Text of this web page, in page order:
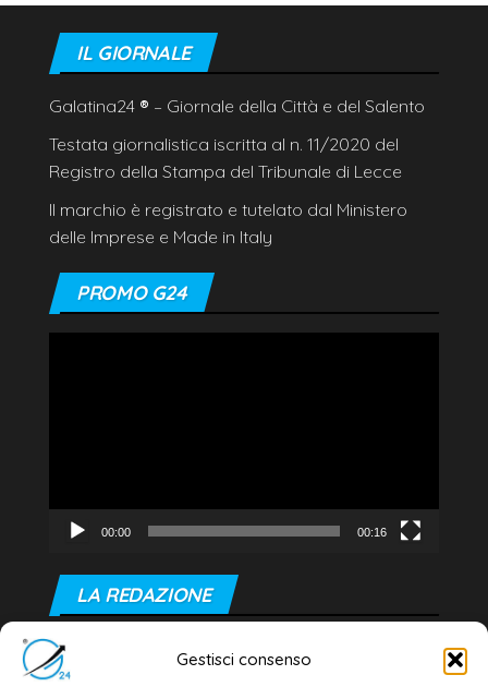
Gestisci consenso
IL GIORNALE
Galatina24 ® – Giornale della Città e del Salento
Testata giornalistica iscritta al n. 11/2020 del
Registro della Stampa del Tribunale di Lecce
Il marchio è registrato e tutelato dal Ministero
delle Imprese e Made in Italy
PROMO G24
00:00 00:16
LA REDAZIONE
Editore e direttore responsabile:
Dott. Daniele G. Masciullo